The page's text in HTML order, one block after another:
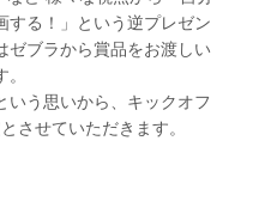
する！」という逆プレゼン
ゼブラから賞品をお渡しい
いう思いから、キックオフ
させていただきます。